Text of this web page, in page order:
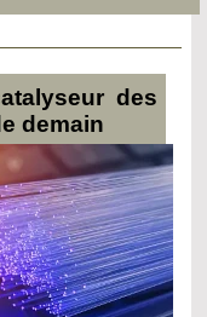
des
demain